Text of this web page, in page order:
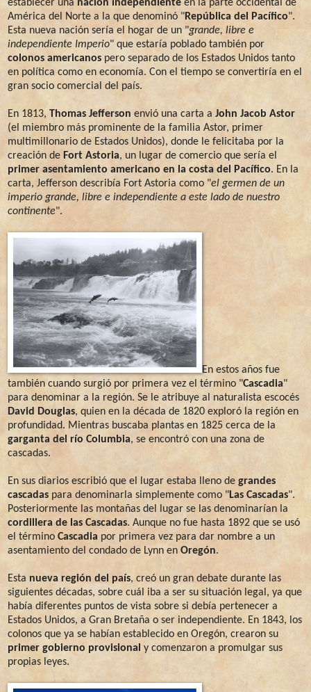
establecer una nación independiente en la parte occidental de
América del Norte a la que denominó "República del Pacífico".
Esta nueva nación sería el hogar de un "grande, libre e
independiente Imperio" que estaría poblado también por
colonos americanos pero separado de los Estados Unidos tanto
en política como en economía. Con el tiempo se convertiría en el
gran socio comercial del país.
En 1813, Thomas Jefferson envió una carta a John Jacob Astor
(el miembro más prominente de la familia Astor, primer
multimillonario de Estados Unidos), donde le felicitaba por la
creación de Fort Astoria, un lugar de comercio que sería el
primer asentamiento americano en la costa del Pacífico. En la
carta, Jefferson describía Fort Astoria como "el germen de un
imperio grande, libre e independiente a este lado de nuestro
continente".
En estos años fue
también cuando surgió por primera vez el término "Cascadia"
para denominar a la región. Se le atribuye al naturalista escocés
David Douglas, quien en la década de 1820 exploró la región en
profundidad. Mientras buscaba plantas en 1825 cerca de la
garganta del río Columbia, se encontró con una zona de
cascadas.
En sus diarios escribió que el lugar estaba lleno de grandes
cascadas para denominarla simplemente como "Las Cascadas".
Posteriormente las montañas del lugar se las denominarían la
cordillera de las Cascadas. Aunque no fue hasta 1892 que se usó
el término Cascadia por primera vez para dar nombre a un
asentamiento del condado de Lynn en Oregón.
Esta nueva región del país, creó un gran debate durante las
siguientes décadas, sobre cuál iba a ser su situación legal, ya que
había diferentes puntos de vista sobre si debía pertenecer a
Estados Unidos, a Gran Bretaña o ser independiente. En 1843, los
colonos que ya se habían establecido en Oregón, crearon su
primer gobierno provisional y comenzaron a promulgar sus
propias leyes.